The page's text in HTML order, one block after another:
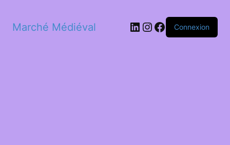
Marché Médiéval LinkedIn
Instagram
Facebook
Connexion